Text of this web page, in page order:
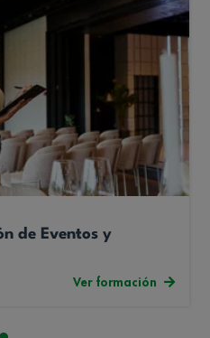
de Eventos y
Ver formación